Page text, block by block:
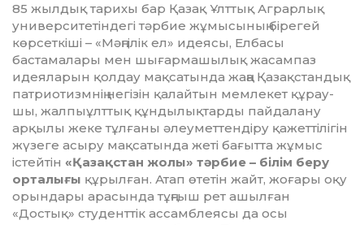
85 жылдық тарихы бар Қазақ Ұлттық Аг­рарлық
университетіндегі тәрбие жұ­мы­сының бірегей
көрсеткіші – «Мәңгілік ел» идеясы, Елбасы
бастамалары мен шы­ғар­машылық жасампаз
идеяларын қолдау мақ­сатында жаңа Қазақстандық
патрио­тизмнің негізін қалайтын мемлекет құ­рау­
шы, жалпыұлттық құндылықтарды пай­далану
арқылы жеке тұлғаны әлеу­мет­тендіру қажеттілігін
жүзеге асыру мақ­сатында жеті бағытта жұмыс
істейтін «Қа­зақстан жолы» тәрбие – білім беру
ор­талығы құрылған. Атап өтетін жайт, жо­ғары оқу
орындары арасында тұңғыш рет ашылған
«Достық» студенттік ассамблеясы да осы